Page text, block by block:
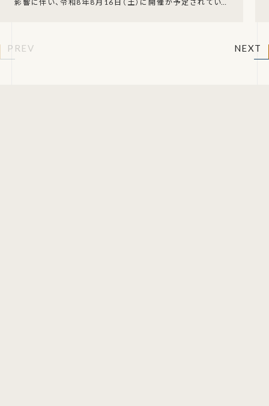
影響に伴い、令和8年8月16日（土）に開催が予定されていた
PREV NEXT